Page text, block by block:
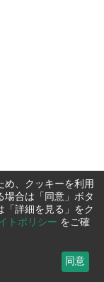
め、クッキーを利用
場合は「同意」ボタ
「詳細を見る」をク
トポリシー をご確
同意